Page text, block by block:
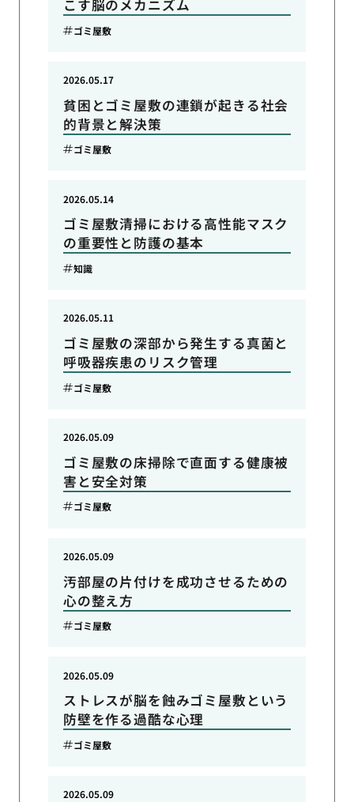
こす脳のメカニズム
ゴミ屋敷
貧困とゴミ屋敷の連鎖が起きる社会
的背景と解決策
2026.05.17
ゴミ屋敷
ゴミ屋敷清掃における高性能マスク
の重要性と防護の基本
2026.05.14
知識
ゴミ屋敷の深部から発生する真菌と
呼吸器疾患のリスク管理
2026.05.11
ゴミ屋敷
ゴミ屋敷の床掃除で直面する健康被
害と安全対策
2026.05.09
ゴミ屋敷
汚部屋の片付けを成功させるための
心の整え方
2026.05.09
ゴミ屋敷
ストレスが脳を蝕みゴミ屋敷という
防壁を作る過酷な心理
2026.05.09
ゴミ屋敷
2026.05.09